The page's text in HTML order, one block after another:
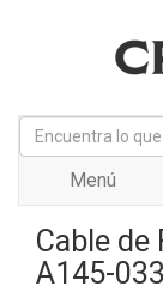
Menú
Cable de
A145-